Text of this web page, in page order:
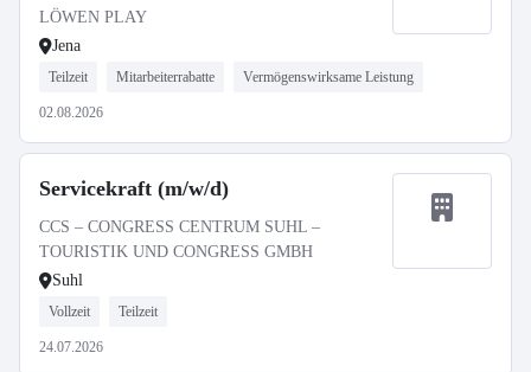
LÖWEN PLAY
Jena
Teilzeit Mitarbeiterrabatte Vermögenswirksame Leistung
02.08.2026
Servicekraft (m/w/d)
CCS – CONGRESS CENTRUM SUHL –
TOURISTIK UND CONGRESS GMBH
Suhl
Vollzeit Teilzeit
24.07.2026